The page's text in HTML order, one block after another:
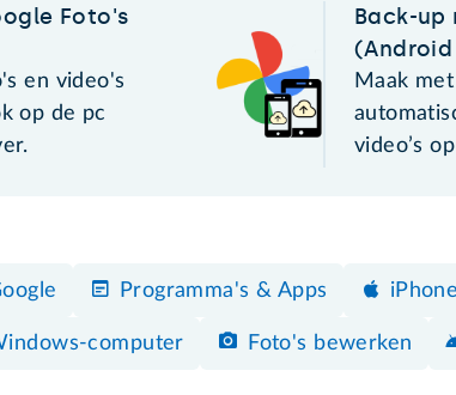
Foto's
en video's
op de pc
Back-up
(Android
Maak
video’s
Programma's & Apps
computer Foto's bewerken